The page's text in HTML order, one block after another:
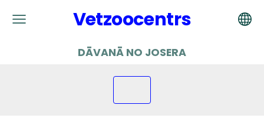
Vetzoocentrs
DĀVANĀ NO JOSERA